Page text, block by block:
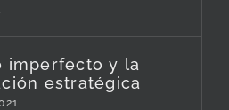
imperfecto y la
estratégica